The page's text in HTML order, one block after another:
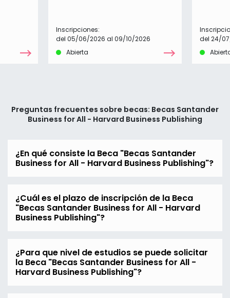
Inscripciones:
del 05/06/2026 al 09/10/2026
Abierta
del 24/
Preguntas frecuentes sobre becas: Becas Santander
Business for All - Harvard Business Publishing
¿En qué consiste la Beca "Becas Santander
Business for All - Harvard Business Publishing"?
¿Cuál es el plazo de inscripción de la Beca
"Becas Santander Business for All - Harvard
Business Publishing"?
¿Para que nivel de estudios se puede solicitar
la Beca "Becas Santander Business for All -
Harvard Business Publishing"?